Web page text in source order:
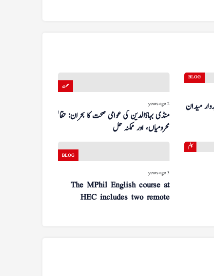
صحت
2 years ago
منڈی بہاؤالدین کی عوامی صحت کا بحران: حقائق،
محرومیاں، اور ممکنہ حل
BLOG
میدان میں
BLOG
3 years ago
The MPhil English course at
HEC includes two remote
کالم